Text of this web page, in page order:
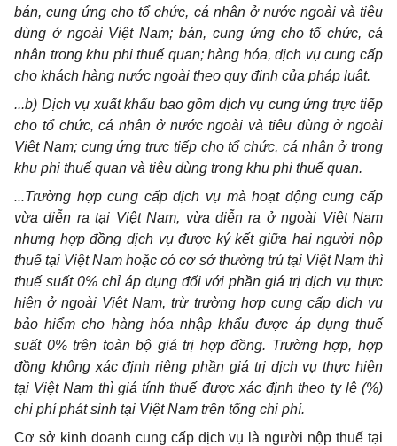
bán, cung ứng cho tổ chức, cá nhân ở nước ngoài và tiêu
dùng ở ngoài Việt Nam; bán, cung ứng cho tổ chức, cá
nhân trong khu phithuế quan; hàng hóa, dịch vụ cung cấp
cho khách hàng nước ngoài theo quy định của pháp luật.
...b) Dịch vụ xuất khẩu bao gồm dịch vụ cung ứng trực tiếp
cho tổ chức, cá nhân ở nước ngoài và tiêu dùngở ngoài
Việt Nam; cung ứng trực tiếp cho tổ chức, cá nhân ở trong
khu phi thuế quan và tiêu dùng trong khu phi thuế quan.
...Trường hợp cung cấp dịch vụ mà hoạt động cung cấp
vừa diễn ra tại Việt Nam, vừa diễn ra ở ngoài Việt Nam
nhưng hợp đồng dịch vụ được ký kết giữa hai người nộp
thuế tại Việt Nam hoặc có cơ sở thường trú tại Việt Nam thì
thuế suất 0% chỉ áp dụng đối với phần giá trị dịch vụ thực
hiện ở ngoài Việt Nam, trừ trường hợp cung cấp dịch vụ
bảo hiểm cho hàng hóa nhập khẩu được áp dụng thuế
suất 0% trên toàn bộ giá trị hợp đồng. Trường hợp,hợp
đồng không xác định riêngphần giá trịdịch vụ thực hiện
tại Việt Nam thì giá tính thuế được xác định theo ty lê (%)
chi phí phát sinh tại Việt Nam trên tổng chi phí.
Cơ sở kinh doanh cung cấp dịch vụ là người nộp thuế tại